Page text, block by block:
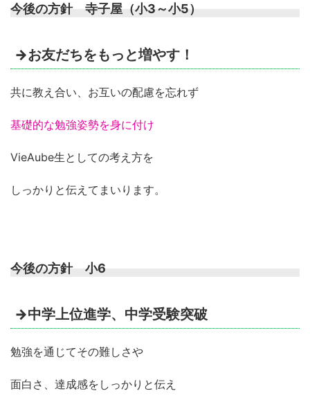
今後の方針 寺子屋（小3～小5）
→お友だちをもっと増やす！
共に教え合い、お互いの配慮を忘れず
基礎的な勉強姿勢を身に付け
VieAube生としての考え方を
しっかりと伝えてまいります。
今後の方針 小6
→中学上位進学、中学受験突破
勉強を通じてその難しさや
面白さ、達成感をしっかりと伝え